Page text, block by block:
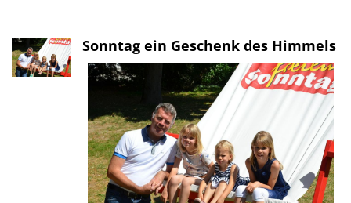
Sonntag ein Geschenk des Himmels